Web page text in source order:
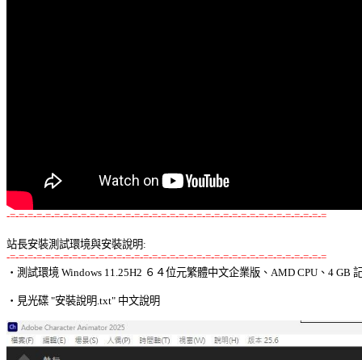
-=-=-=-=-=-=-=-=-=-=-=-=-=-=-=-=-=-=-=-=-=-=-=-=-=-=-=-=-=-=-=-=-=-=-=-=
站長安裝測試環境與安裝說明:
-=-=-=-=-=-=-=-=-=-=-=-=-=-=-=-=-=-=-=-=-=-=-=-=-=-=-=-=-=-=-=-=-=-=-=-=
‧測試環境 Windows 11.25H2 ６４位元繁體中文企業版、AMD CPU、4 GB
‧見光碟 "安裝說明.txt" 中文說明